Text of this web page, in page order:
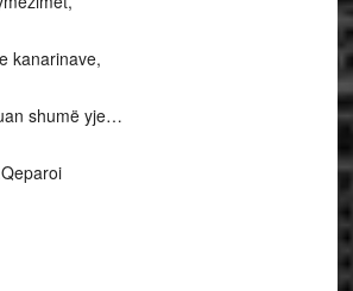
kanarinave,
shumë yje…